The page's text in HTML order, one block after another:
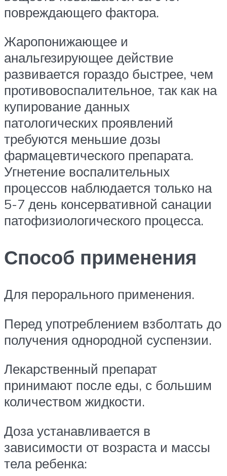
повреждающего фактора.
Жаропонижающее и
анальгезирующее действие
развивается гораздо быстрее, чем
противовоспалительное, так как на
купирование данных
патологических проявлений
требуются меньшие дозы
фармацевтического препарата.
Угнетение воспалительных
процессов наблюдается только на
5-7 день консервативной санации
патофизиологического процесса.
Способ применения
Для перорального применения.
Перед употреблением взболтать до
получения однородной суспензии.
Лекарственный препарат
принимают после еды, с большим
количеством жидкости.
Доза устанавливается в
зависимости от возраста и массы
тела ребенка: